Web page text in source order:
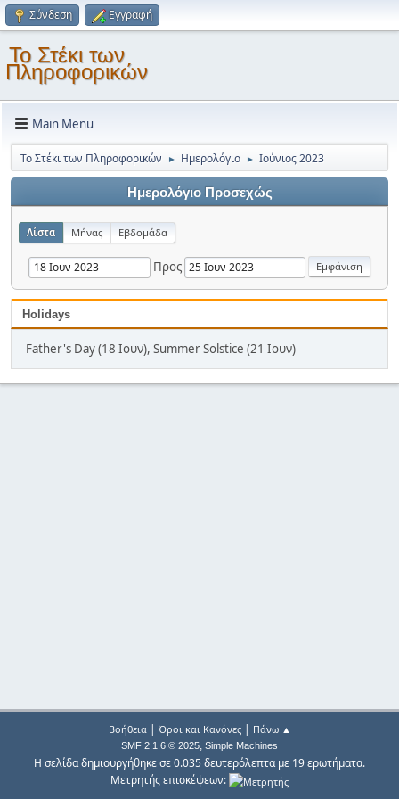
Σύνδεση Εγγραφή
Το Στέκι των
Πληροφορικών
Main Menu
Το Στέκι των Πληροφορικών ► Ημερολόγιο ► Ιούνιος 2023
Ημερολόγιο Προσεχώς
Λίστα Μήνας Εβδομάδα
Προς
Holidays
Father's Day (18 Ιουν), Summer Solstice (21 Ιουν)
Βοήθεια| Όροι και Κανόνες| Πάνω ▲
SMF 2.1.6 © 2025, Simple Machines
Η σελίδα δημιουργήθηκε σε 0.035 δευτερόλεπτα με 19 ερωτήματα.
Μετρητής επισκέψεων: